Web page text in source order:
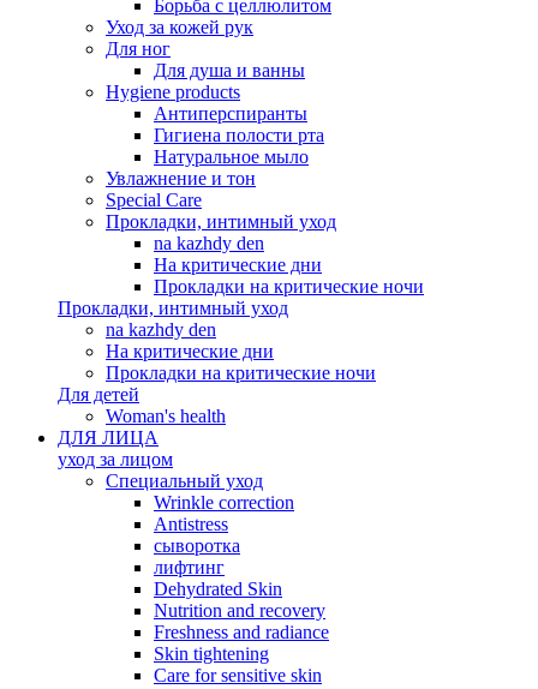
Борьба с целлюлитом
Уход за кожей рук
Для ног
Для душа и ванны
Hygiene products
Антиперспиранты
Гигиена полости рта
Натуральное мыло
Увлажнение и тон
Special Care
Прокладки, интимный уход
na kazhdy den
На критические дни
Прокладки на критические ночи
Прокладки, интимный уход
na kazhdy den
На критические дни
Прокладки на критические ночи
Для детей
Woman's health
ДЛЯ ЛИЦА
уход за лицом
Специальный уход
Wrinkle correction
Antistress
сыворотка
лифтинг
Dehydrated Skin
Nutrition and recovery
Freshness and radiance
Skin tightening
Care for sensitive skin